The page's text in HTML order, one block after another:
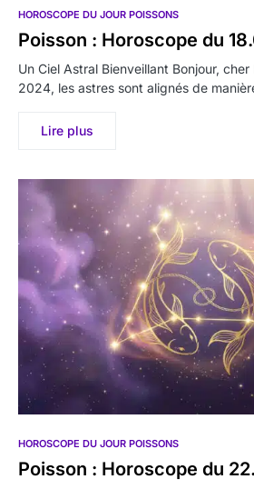
HOROSCOPE DU JOUR POISSONS
Poisson : Horoscope du
Un Ciel Astral Bienveillant Bonjour, cher
2024, les astres sont alignés de
Lire plus
HOROSCOPE DU JOUR POISSONS
Poisson : Horoscope du